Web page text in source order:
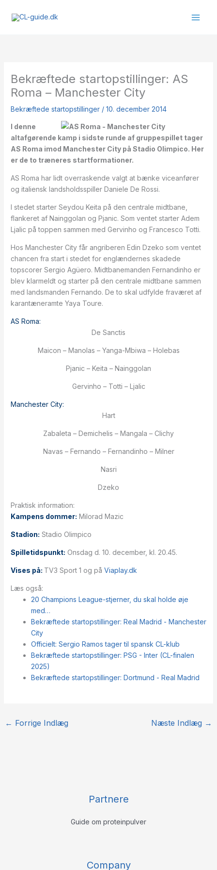
Bekræftede startopstillinger: AS
Roma – Manchester City
Bekræftede startopstillinger/ 10. december 2014
I denne
altafgørende kamp i sidste runde af gruppespillet tager
AS Roma imod Manchester City på Stadio Olimpico. Her
er de to træneres startformationer.
AS Roma har lidt overraskende valgt at bænke viceanfører
og italiensk landsholdsspiller Daniele De Rossi.
I stedet starter Seydou Keita på den centrale midtbane,
flankeret af Nainggolan og Pjanic. Som ventet starter Adem
Ljalic på toppen sammen med Gervinho og Francesco Totti.
Hos Manchester City får angriberen Edin Dzeko som ventet
chancen fra start i stedet for englændernes skadede
topscorer Sergio Agüero. Midtbanemanden Fernandinho er
blev klarmeldt og starter på den centrale midtbane sammen
med landsmanden Fernando. De to skal udfylde fraværet af
karantæneramte Yaya Toure.
AS Roma:
De Sanctis
Maicon – Manolas – Yanga-Mbiwa – Holebas
Pjanic – Keita – Nainggolan
Gervinho – Totti – Ljalic
Manchester City:
Hart
Zabaleta – Demichelis – Mangala – Clichy
Navas – Fernando – Fernandinho – Milner
Nasri
Dzeko
Praktisk information:
Kampens dommer: Milorad Mazic
Stadion: Stadio Olimpico
Spilletidspunkt: Onsdag d. 10. december, kl. 20.45.
Vises på: TV3 Sport 1 og på Viaplay.dk
Læs også:
20 Champions League-stjerner, du skal holde øje
med…
Bekræftede startopstillinger: Real Madrid - Manchester
City
Officielt: Sergio Ramos tager til spansk CL-klub
Bekræftede startopstillinger: PSG - Inter (CL-finalen
2025)
Bekræftede startopstillinger: Dortmund - Real Madrid
← Forrige Indlæg Næste Indlæg →
Partnere
Guide om proteinpulver
Company